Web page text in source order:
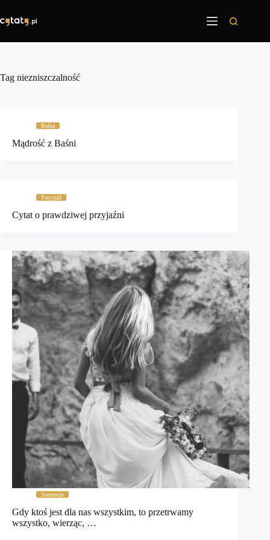
treści
Tag niezniszczalność
Bajka
Mądrość z Baśni
Przyjaźń
Cytat o prawdziwej przyjaźni
Sentencje
Gdy ktoś jest dla nas wszystkim, to przetrwamy
wszystko, wierząc, …